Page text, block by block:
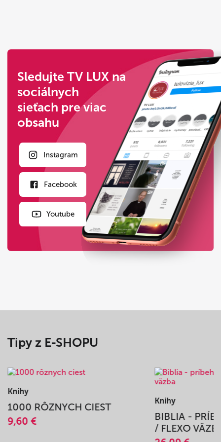
Sledujte TV LUX na
sociálnych
sieťach pre viac
obsahu
Instagram
Facebook
Youtube
Tipy z E-SHOPU
Knihy
1000 RÔZNYCH CIEST
9,60 €
Knihy
BIBLIA -
/ FLEXO